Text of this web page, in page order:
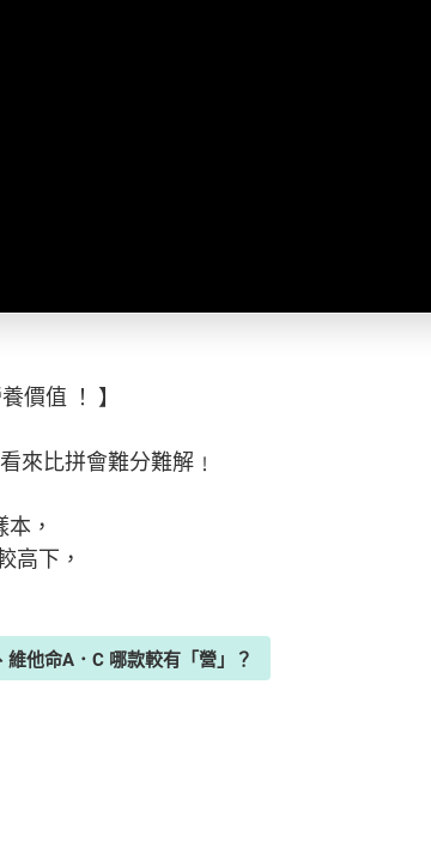
價值 ！ 】
來比拼會難分難解﹗
，
高下，
他命A．C 哪款較有「營」？